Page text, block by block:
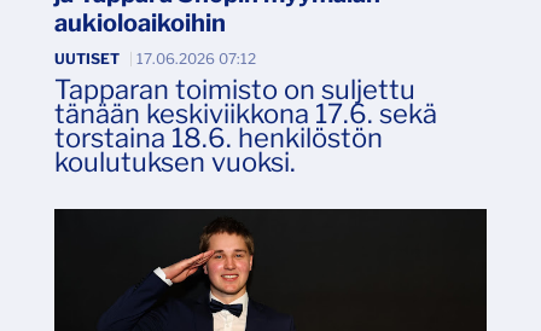
aukioloaikoihin
UUTISET 17.06.2026 07:12
Tapparan toimisto on suljettu
tänään keskiviikkona 17.6. sekä
torstaina 18.6. henkilöstön
koulutuksen vuoksi.